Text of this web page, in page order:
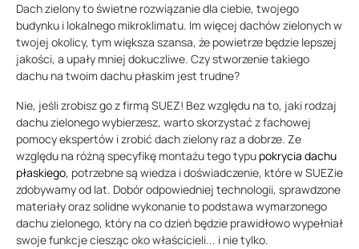
Dach zielony to świetne rozwiązanie dla ciebie, twojego
budynku i lokalnego mikroklimatu. Im więcej dachów zielonych w
twojej okolicy, tym większa szansa, że powietrze będzie lepszej
jakości, a upały mniej dokuczliwe. Czy stworzenie takiego
dachu na twoim dachu płaskim jest trudne?
Nie, jeśli zrobisz go z firmą SUEZ! Bez względu na to, jaki rodzaj
dachu zielonego wybierzesz, warto skorzystać z fachowej
pomocy ekspertów i zrobić dach zielony raz a dobrze. Ze
względu na różną specyfikę montażu tego typu pokrycia dachu
płaskiego, potrzebne są wiedza i doświadczenie, które w SUEZie
zdobywamy od lat. Dobór odpowiedniej technologii, sprawdzone
materiały oraz solidne wykonanie to podstawa wymarzonego
dachu zielonego, który na co dzień będzie prawidłowo wypełniał
swoje funkcje ciesząc oko właścicieli... i nie tylko.